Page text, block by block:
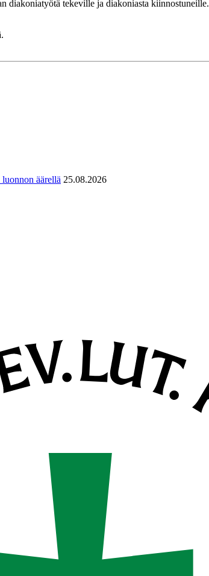
diakoniatyötä tekeville ja diakoniasta kiinnostuneille.
äärellä 25.08.2026